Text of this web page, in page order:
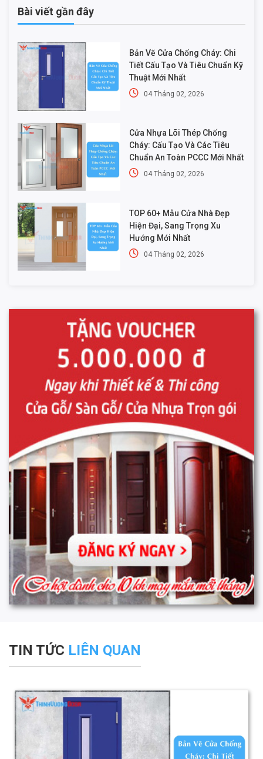
Bài viết gần đây
Bản Vẽ Cửa Chống Cháy: Chi
Tiết Cấu Tạo Và Tiêu Chuẩn Kỹ
Thuật Mới Nhất
04 Tháng 02, 2026
Cửa Nhựa Lõi Thép Chống
Cháy: Cấu Tạo Và Các Tiêu
Chuẩn An Toàn PCCC Mới Nhất
04 Tháng 02, 2026
TOP 60+ Mẫu Cửa Nhà Đẹp
Hiện Đại, Sang Trọng Xu
Hướng Mới Nhất
04 Tháng 02, 2026
TIN TỨC LIÊN QUAN